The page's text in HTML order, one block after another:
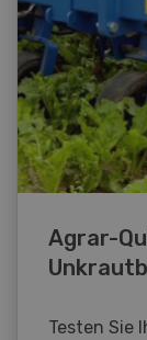
Agrar-
Testen Sie